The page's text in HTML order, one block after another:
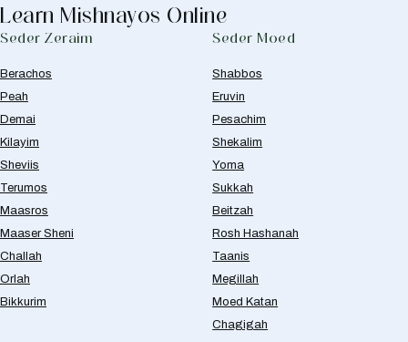
Learn Mishnayos Online
Seder Zeraim
Berachos
Peah
Demai
Kilayim
Sheviis
Terumos
Maasros
Maaser Sheni
Challah
Orlah
Bikkurim
Seder Moed
Shabbos
Eruvin
Pesachim
Shekalim
Yoma
Sukkah
Beitzah
Rosh Hashanah
Taanis
Megillah
Moed Katan
Chagigah